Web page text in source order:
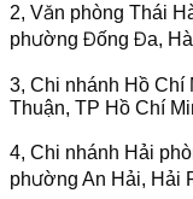
2, Văn phòng Thái
phường Đống Đa,
3, Chi nhánh Hồ Chí
Thuận, TP Hồ Chí
4, Chi nhánh Hải
phường An Hải, Hải